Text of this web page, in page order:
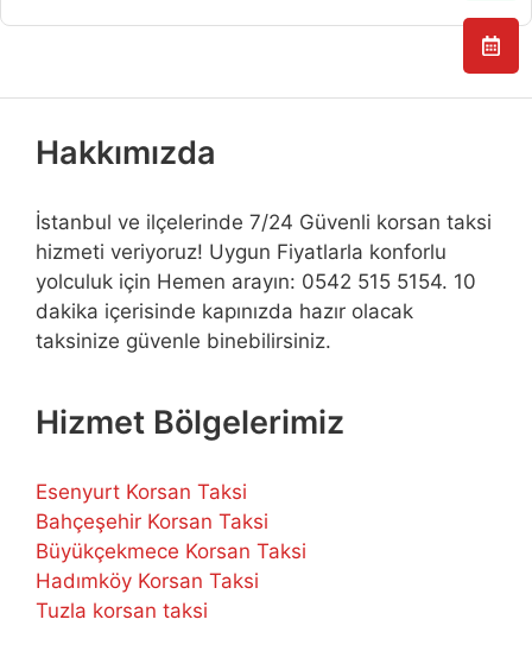
Hakkımızda
İstanbul ve ilçelerinde 7/24 Güvenli korsan taksi
hizmeti veriyoruz! Uygun Fiyatlarla konforlu
yolculuk için Hemen arayın: 0542 515 5154. 10
dakika içerisinde kapınızda hazır olacak
taksinize güvenle binebilirsiniz.
Hizmet Bölgelerimiz
Esenyurt Korsan Taksi
Bahçeşehir Korsan Taksi
Büyükçekmece Korsan Taksi
Hadımköy Korsan Taksi
Tuzla korsan taksi